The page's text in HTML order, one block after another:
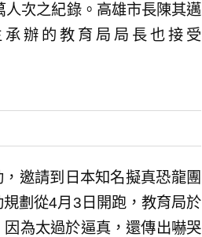
次之紀錄。高雄市長陳其邁
辦的教育局局長也接受
邀請到日本知名擬真恐龍團
劃從4月3日開跑，教育局於
為太過於逼真，還傳出嚇哭